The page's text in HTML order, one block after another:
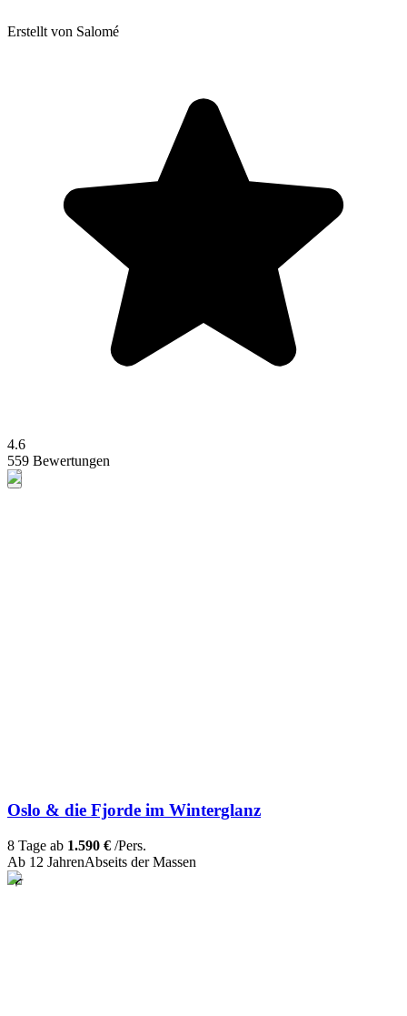
Erstellt von Salomé
4.6
559 Bewertungen
Oslo & die Fjorde im Winterglanz
8 Tage ab 1.590 € /Pers.
Ab 12 JahrenAbseits der Massen